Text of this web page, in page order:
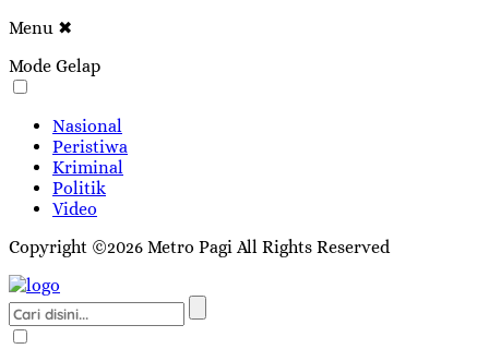
Menu ✖
Mode Gelap
Nasional
Peristiwa
Kriminal
Politik
Video
Copyright ©2026 Metro Pagi All Rights Reserved